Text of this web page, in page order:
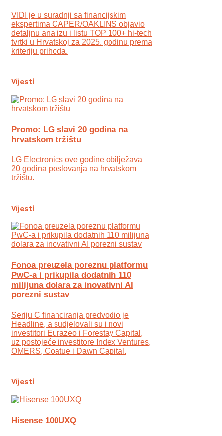
VIDI je u suradnji sa financijskim
ekspertima CAPER/OAKLINS objavio
detaljnu analizu i listu TOP 100+ hi-tech
tvrtki u Hrvatskoj za 2025. godinu prema
kriteriju prihoda.
Vijesti
Promo: LG slavi 20 godina na
hrvatskom tržištu
LG Electronics ove godine obilježava
20 godina poslovanja na hrvatskom
tržištu.
Vijesti
Fonoa preuzela poreznu platformu
PwC-a i prikupila dodatnih 110
milijuna dolara za inovativni AI
porezni sustav
Seriju C financiranja predvodio je
Headline, a sudjelovali su i novi
investitori Eurazeo i Forestay Capital,
uz postojeće investitore Index Ventures,
OMERS, Coatue i Dawn Capital.
Vijesti
Hisense 100UXQ